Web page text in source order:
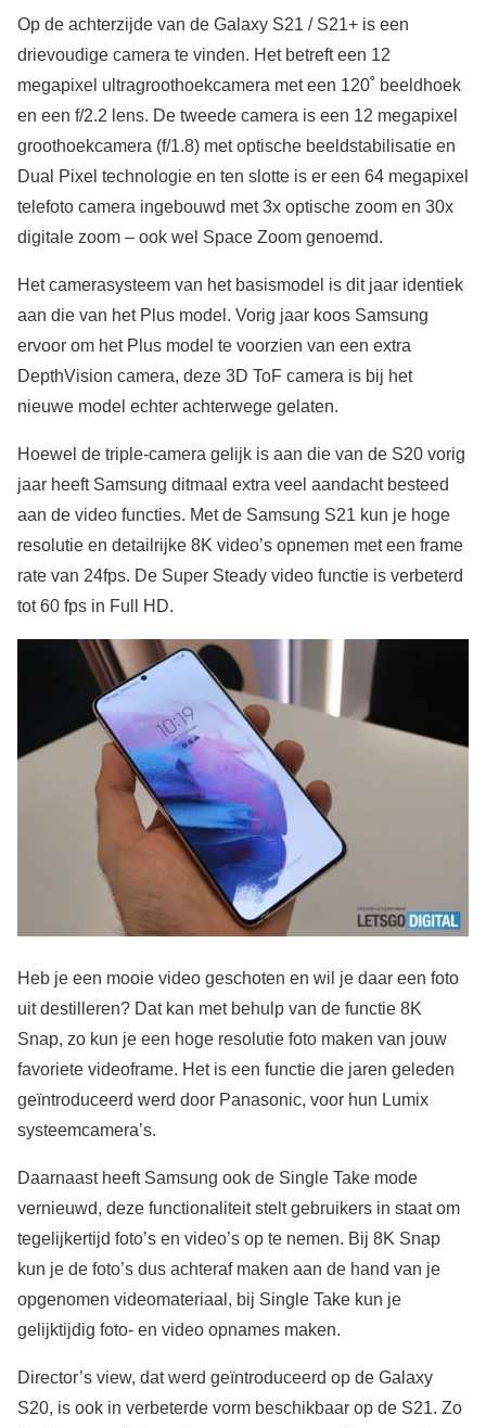
Op de achterzijde van de Galaxy S21 / S21+ is een
drievoudige camera te vinden. Het betreft een 12
megapixel ultragroothoekcamera met een 120˚ beeldhoek
en een f/2.2 lens. De tweede camera is een 12 megapixel
groothoekcamera (f/1.8) met optische beeldstabilisatie en
Dual Pixel technologie en ten slotte is er een 64 megapixel
telefoto camera ingebouwd met 3x optische zoom en 30x
digitale zoom – ook wel Space Zoom genoemd.
Het camerasysteem van het basismodel is dit jaar identiek
aan die van het Plus model. Vorig jaar koos Samsung
ervoor om het Plus model te voorzien van een extra
DepthVision camera, deze 3D ToF camera is bij het
nieuwe model echter achterwege gelaten.
Hoewel de triple-camera gelijk is aan die van de S20 vorig
jaar heeft Samsung ditmaal extra veel aandacht besteed
aan de video functies. Met de Samsung S21 kun je hoge
resolutie en detailrijke 8K video’s opnemen met een frame
rate van 24fps. De Super Steady video functie is verbeterd
tot 60 fps in Full HD.
Heb je een mooie video geschoten en wil je daar een foto
uit destilleren? Dat kan met behulp van de functie 8K
Snap, zo kun je een hoge resolutie foto maken van jouw
favoriete videoframe. Het is een functie die jaren geleden
geïntroduceerd werd door Panasonic, voor hun Lumix
systeemcamera’s.
Daarnaast heeft Samsung ook de Single Take mode
vernieuwd, deze functionaliteit stelt gebruikers in staat om
tegelijkertijd foto’s en video’s op te nemen. Bij 8K Snap
kun je de foto’s dus achteraf maken aan de hand van je
opgenomen videomateriaal, bij Single Take kun je
gelijktijdig foto- en video opnames maken.
Director’s view, dat werd geïntroduceerd op de Galaxy
S20, is ook in verbeterde vorm beschikbaar op de S21. Zo